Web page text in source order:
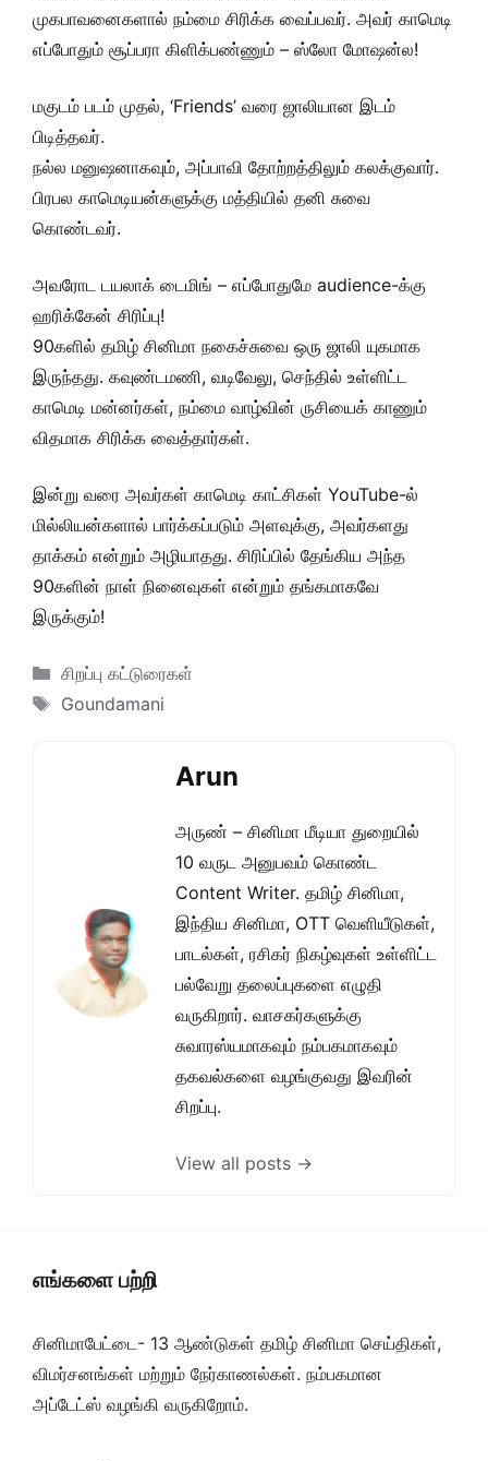
முகபாவனைகளால் நம்மை சிரிக்க வைப்பவர். அவர் காமெடி
எப்போதும் சூப்பரா கிளிக்பண்ணும் – ஸ்லோ மோஷன்ல!
மகுடம் படம் முதல், ‘Friends’ வரை ஜாலியான இடம்
பிடித்தவர்.
நல்ல மனுஷனாகவும், அப்பாவி தோற்றத்திலும் கலக்குவார்.
பிரபல காமெடியன்களுக்கு மத்தியில் தனி சுவை
கொண்டவர்.
அவரோட டயலாக் டைமிங் – எப்போதுமே audience-க்கு
ஹரிக்கேன் சிரிப்பு!
90களில் தமிழ் சினிமா நகைச்சுவை ஒரு ஜாலி யுகமாக
இருந்தது. கவுண்டமணி, வடிவேலு, செந்தில் உள்ளிட்ட
காமெடி மன்னர்கள், நம்மை வாழ்வின் ருசியைக் காணும்
விதமாக சிரிக்க வைத்தார்கள்.
இன்று வரை அவர்கள் காமெடி காட்சிகள் YouTube-ல்
மில்லியன்களால் பார்க்கப்படும் அளவுக்கு, அவர்களது
தாக்கம் என்றும் அழியாதது. சிரிப்பில் தேங்கிய அந்த
90களின் நாள் நினைவுகள் என்றும் தங்கமாகவே
இருக்கும்!
Categories
சிறப்பு கட்டுரைகள்
Tags
Goundamani
Arun
அருண் – சினிமா மீடியா துறையில்
10 வருட அனுபவம் கொண்ட
Content Writer. தமிழ் சினிமா,
இந்திய சினிமா, OTT வெளியீடுகள்,
பாடல்கள், ரசிகர் நிகழ்வுகள் உள்ளிட்ட
பல்வேறு தலைப்புகளை எழுதி
வருகிறார். வாசகர்களுக்கு
சுவாரஸ்யமாகவும் நம்பகமாகவும்
தகவல்களை வழங்குவது இவரின்
சிறப்பு.
View all posts →
எங்களை பற்றி
சினிமாபேட்டை- 13 ஆண்டுகள் தமிழ் சினிமா செய்திகள்,
விமர்சனங்கள் மற்றும் நேர்காணல்கள். நம்பகமான
அப்டேட்ஸ் வழங்கி வருகிறோம்.